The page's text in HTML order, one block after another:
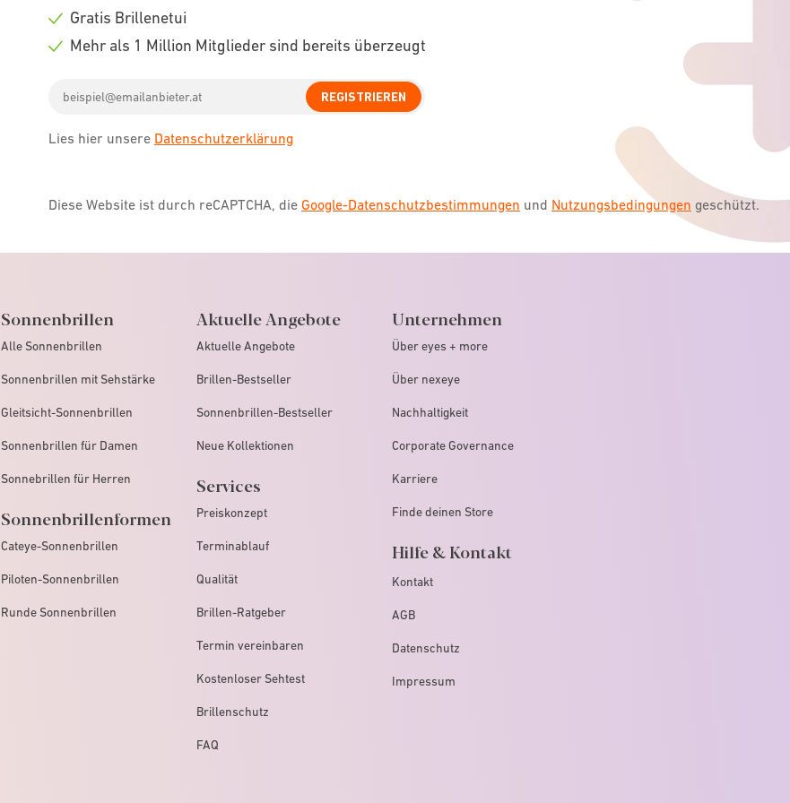
Check
Check
Gratis Brillenetui
Mehr als 1 Million Mitglieder sind bereits überzeugt
address
REGISTRIEREN
Lies hier unsere Datenschutzerklärung
Diese Website ist durch reCAPTCHA, die Google-Datenschutzbestimmungen und Nutzungsbedingungen geschützt.
Sonnenbrillen
Alle Sonnenbrillen
Sonnenbrillen mit Sehstärke
Gleitsicht-Sonnenbrillen
Sonnenbrillen für Damen
Sonnebrillen für Herren
Sonnenbrillenformen
Cateye-Sonnenbrillen
Piloten-Sonnenbrillen
Runde Sonnenbrillen
Aktuelle Angebote
Aktuelle Angebote
Brillen-Bestseller
Sonnenbrillen-Bestseller
Neue Kollektionen
Services
Preiskonzept
Terminablauf
Qualität
Brillen-Ratgeber
Termin vereinbaren
Kostenloser Sehtest
Brillenschutz
FAQ
Unternehmen
Über eyes + more
Über nexeye
Nachhaltigkeit
Corporate Governance
Karriere
Finde deinen Store
Hilfe & Kontakt
Kontakt
AGB
Datenschutz
Impressum